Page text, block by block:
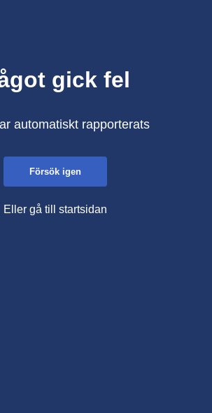
gick fel
automatiskt rapporterats
Försök igen
Eller gå till startsidan